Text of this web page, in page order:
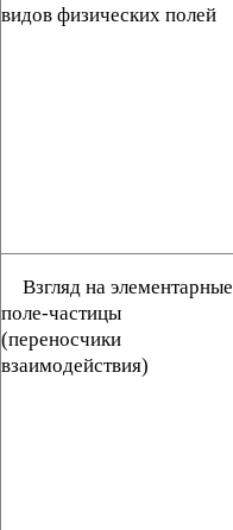
видов физических полей
Взгляд на элементарные
поле-частицы
(переносчики
взаимодействия)